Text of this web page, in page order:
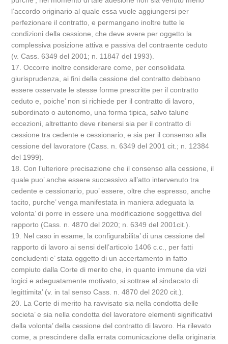
l’accordo originario al quale essa vuole aggiungersi per
perfezionare il contratto, e permangano inoltre tutte le
condizioni della cessione, che deve avere per oggetto la
complessiva posizione attiva e passiva del contraente ceduto
(v. Cass. 6349 del 2001; n. 11847 del 1993).
17. Occorre inoltre considerare come, per consolidata
giurisprudenza, ai fini della cessione del contratto debbano
essere osservate le stesse forme prescritte per il contratto
ceduto e, poiche’ non si richiede per il contratto di lavoro,
subordinato o autonomo, una forma tipica, salvo talune
eccezioni, altrettanto deve ritenersi sia per il contratto di
cessione tra cedente e cessionario, e sia per il consenso alla
cessione del lavoratore (Cass. n. 6349 del 2001 cit.; n. 12384
del 1999).
18. Con l’ulteriore precisazione che il consenso alla cessione, il
quale puo’ anche essere successivo all’atto intervenuto tra
cedente e cessionario, puo’ essere, oltre che espresso, anche
tacito, purche’ venga manifestata in maniera adeguata la
volonta’ di porre in essere una modificazione soggettiva del
rapporto (Cass. n. 4870 del 2020; n. 6349 del 2001cit.).
19. Nel caso in esame, la configurabilita’ di una cessione del
rapporto di lavoro ai sensi dell’articolo 1406 c.c., per fatti
concludenti e’ stata oggetto di un accertamento in fatto
compiuto dalla Corte di merito che, in quanto immune da vizi
logici e adeguatamente motivato, si sottrae al sindacato di
legittimita’ (v. in tal senso Cass. n. 4870 del 2020 cit.).
20. La Corte di merito ha ravvisato sia nella condotta delle
societa’ e sia nella condotta del lavoratore elementi significativi
della volonta’ della cessione del contratto di lavoro. Ha rilevato
come, a prescindere dalla errata comunicazione della originaria